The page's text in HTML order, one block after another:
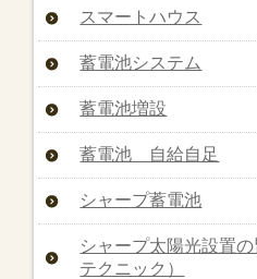
スマートハウス
蓄電池システム
蓄電池増設
蓄電池 自給自足
シャープ蓄電池
シャープ太陽光設置
テクニック）